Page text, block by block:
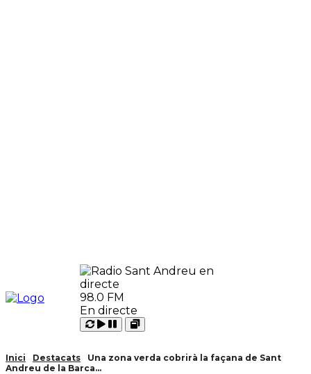
98.0 FM
En directe
Carregant
Reproduir
Pausar
Open
Inici Destacats
Una zona verda cobrirà la façana de Sant
Andreu de la Barca...